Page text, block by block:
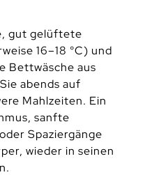
gut gelüftete
16–18 °C) und
Bettwäsche aus
abends auf
Mahlzeiten. Ein
sanfte
Spaziergänge
wieder in seinen